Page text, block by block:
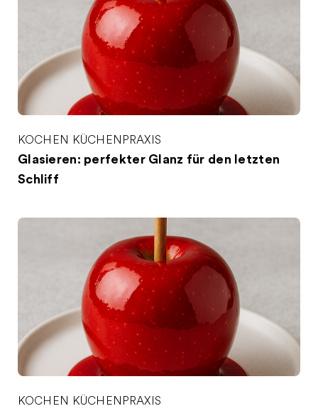
KOCHEN KÜCHENPRAXIS
Glasieren: perfekter Glanz für den letzten
Schliff
KOCHEN KÜCHENPRAXIS